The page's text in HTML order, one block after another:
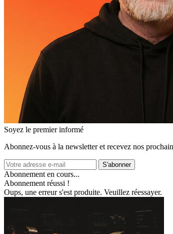
Soyez le premier informé
Abonnez‑vous à la newsletter et recevez nos
S'abonner
Abonnement en cours...
Abonnement réussi !
Oups, une erreur s'est produite. Veuillez réessayer.